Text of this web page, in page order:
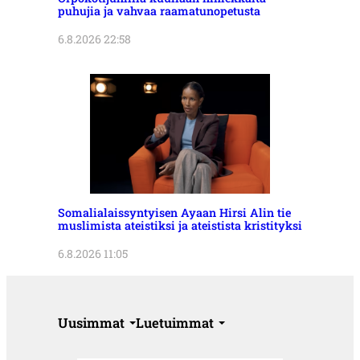
puhujia ja vahvaa raamatunopetusta
6.8.2026 22:58
Somalialaissyntyisen Ayaan Hirsi Alin tie
muslimista ateistiksi ja ateistista kristityksi
6.8.2026 11:05
Uusimmat Luetuimmat